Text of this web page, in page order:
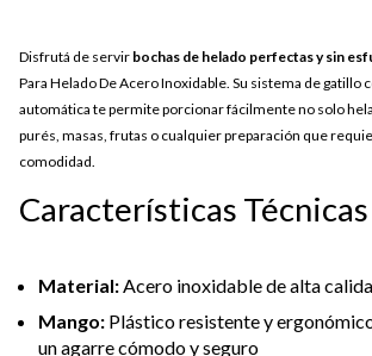
Disfrutá de servir bochas de helado perfectas y sin
Para Helado De Acero Inoxidable. Su sistema de gatillo
automática te permite porcionar fácilmente no solo
purés, masas, frutas o cualquier preparación que
comodidad.
Características Técnicas
Material:Acero inoxidable de alta
Mango: Plástico resistente y
un agarre cómodo y seguro